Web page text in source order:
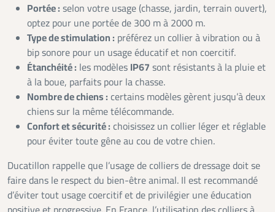
Portée : selon votre usage (chasse, jardin, terrain ouvert),
optez pour une portée de 300 m à 2000 m.
Type de stimulation : préférez un collier à vibration ou à
bip sonore pour un usage éducatif et non coercitif.
Étanchéité : les modèles IP67 sont résistants à la pluie et
à la boue, parfaits pour la chasse.
Nombre de chiens : certains modèles gèrent jusqu’à deux
chiens sur la même télécommande.
Confort et sécurité : choisissez un collier léger et réglable
pour éviter toute gêne au cou de votre chien.
Ducatillon rappelle que l’usage de colliers de dressage doit se
faire dans le respect du bien-être animal. Il est recommandé
d’éviter tout usage coercitif et de privilégier une éducation